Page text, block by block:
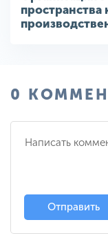
0
Отправить